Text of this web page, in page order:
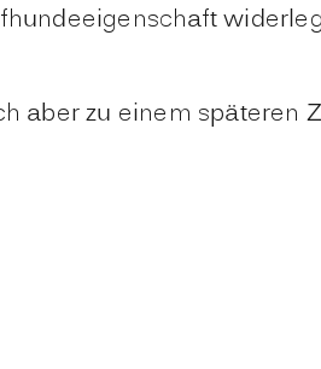
aber zu einem späteren